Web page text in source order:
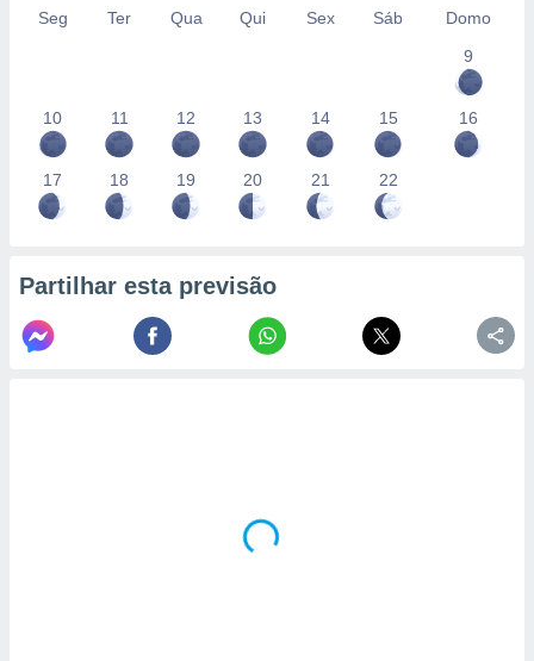
Seg Ter Qua Qui Sex Sáb
Domo
9
10 11 12 13 14 15 16
17 18 19 20 21 22
Partilhar esta previsão